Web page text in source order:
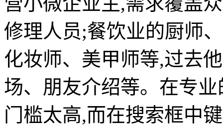
修理人员;餐饮业的厨师
化妆师、美甲师等,过去
场、朋友介绍等。在专
门槛太高,而在搜索框中